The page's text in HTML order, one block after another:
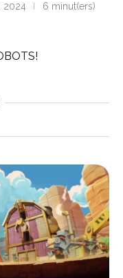
2024
6 minut(ers)